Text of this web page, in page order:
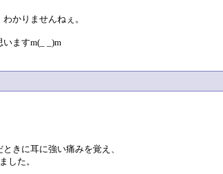
かりませんねぇ。
ますm(_ _)m
きに耳に強い痛みを覚え、
した。